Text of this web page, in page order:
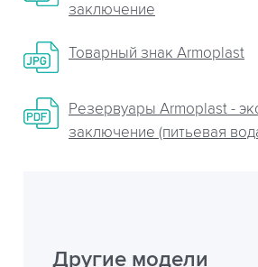
заключение
Товарный знак Armoplast
Резервуары Armoplast -
заключение (питьевая
Другие модели